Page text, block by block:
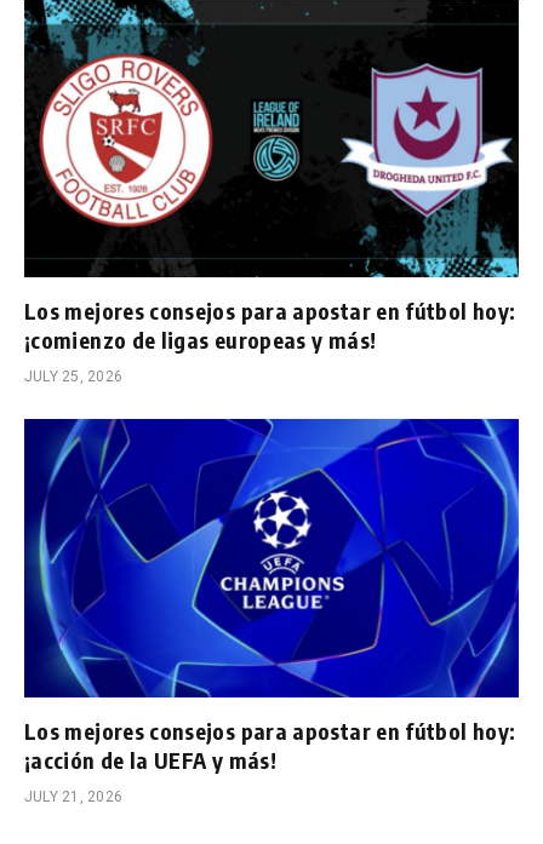
Los mejores consejos para apostar en fútbol hoy:
¡comienzo de ligas europeas y más!
JULY 25, 2026
Los mejores consejos para apostar en fútbol hoy:
¡acción de la UEFA y más!
JULY 21, 2026